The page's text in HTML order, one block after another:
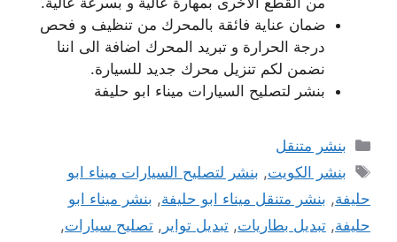
ضمان عناية فائقة بالمحرك من تنظيف و فحص
درجة الحرارة و تبريد المحرك اضافة الى اننا
نضمن لكم تنزيل محرك جديد للسيارة.
بنشر لتصليح السيارات ميناء ابو حليفة
التصنيفات
بنشر متنقل
الوسوم
بنشر الكويت, بنشر لتصليح السيارات ميناء ابو
حليفة, بنشر متنقل ميناء ابو حليفة, بنشر ميناء ابو
حليفة, تبديل بطاريات, تبديل تواير , تصليح سيارات,